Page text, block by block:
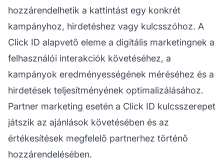
hozzárendelhetik a kattintást egy konkrét
kampányhoz, hirdetéshez vagy kulcsszóhoz. A
Click ID alapvető eleme a digitális marketingnek a
felhasználói interakciók követéséhez, a
kampányok eredményességének méréséhez és a
hirdetések teljesítményének optimalizálásához.
Partner marketing esetén a Click ID kulcsszerepet
játszik az ajánlások követésében és az
értékesítések megfelelő partnerhez történő
hozzárendelésében.